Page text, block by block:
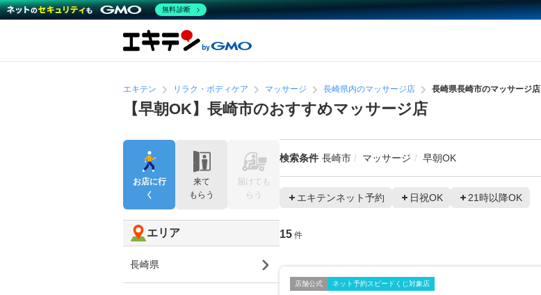
エキテン リラク・ボディケア マッサージ 長崎県内のマッサージ店 長崎県長崎市のマッサージ店
【早朝OK】長崎市のおすすめマッサージ店
検索条件 長崎市 マッサージ 早朝OK
エキテンネット予約 日祝OK 21時以降OK
15 件
店舗公式 ネット予約スピードくじ対象店
お店に行
く
来て
もらう
届けても
らう
エリア
長崎県
無料診断